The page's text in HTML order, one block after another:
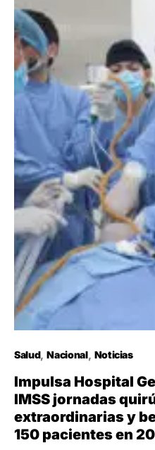
Salud Nacional Noticias
Impulsa Hospital
IMSS jornadas
extraordinarias y
150 pacientes en